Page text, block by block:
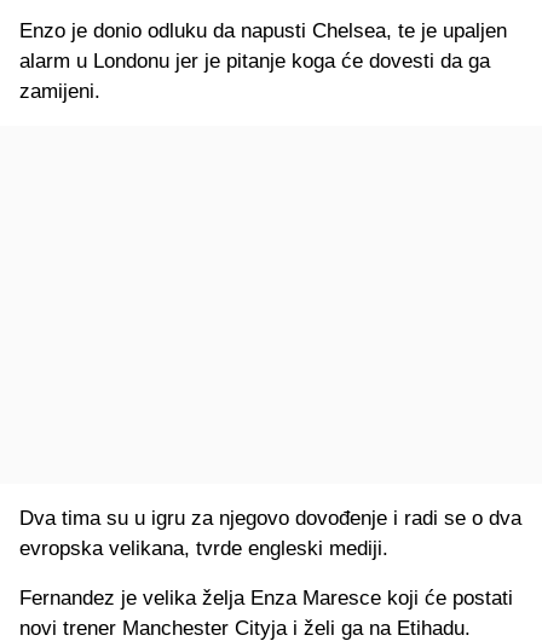
Enzo je donio odluku da napusti Chelsea, te je upaljen
alarm u Londonu jer je pitanje koga će dovesti da ga
zamijeni.
Dva tima su u igru za njegovo dovođenje i radi se o dva
evropska velikana, tvrde engleski mediji.
Fernandez je velika želja Enza Maresce koji će postati
novi trener Manchester Cityja i želi ga na Etihadu.